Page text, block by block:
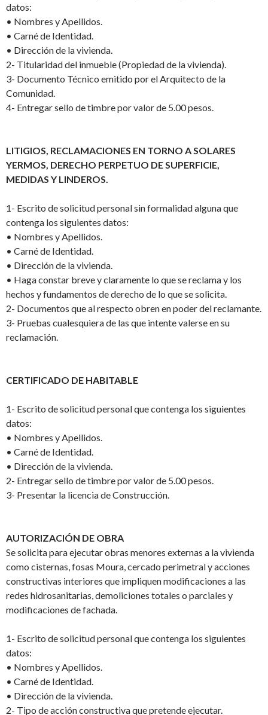
datos:
• Nombres y Apellidos.
• Carné de Identidad.
• Dirección de la vivienda.
2- Titularidad del inmueble (Propiedad de la vivienda).
3- Documento Técnico emitido por el Arquitecto de la
Comunidad.
4- Entregar sello de timbre por valor de 5.00 pesos.
LITIGIOS, RECLAMACIONES EN TORNO A SOLARES
YERMOS, DERECHO PERPETUO DE SUPERFICIE,
MEDIDAS Y LINDEROS.
1- Escrito de solicitud personal sin formalidad alguna que
contenga los siguientes datos:
• Nombres y Apellidos.
• Carné de Identidad.
• Dirección de la vivienda.
• Haga constar breve y claramente lo que se reclama y los
hechos y fundamentos de derecho de lo que se solicita.
2- Documentos que al respecto obren en poder del reclamante.
3- Pruebas cualesquiera de las que intente valerse en su
reclamación.
CERTIFICADO DE HABITABLE
1- Escrito de solicitud personal que contenga los siguientes
datos:
• Nombres y Apellidos.
• Carné de Identidad.
• Dirección de la vivienda.
2- Entregar sello de timbre por valor de 5.00 pesos.
3- Presentar la licencia de Construcción.
AUTORIZACIÓN DE OBRA
Se solicita para ejecutar obras menores externas a la vivienda
como cisternas, fosas Moura, cercado perimetral y acciones
constructivas interiores que impliquen modificaciones a las
redes hidrosanitarias, demoliciones totales o parciales y
modificaciones de fachada.
1- Escrito de solicitud personal que contenga los siguientes
datos:
• Nombres y Apellidos.
• Carné de Identidad.
• Dirección de la vivienda.
2- Tipo de acción constructiva que pretende ejecutar.